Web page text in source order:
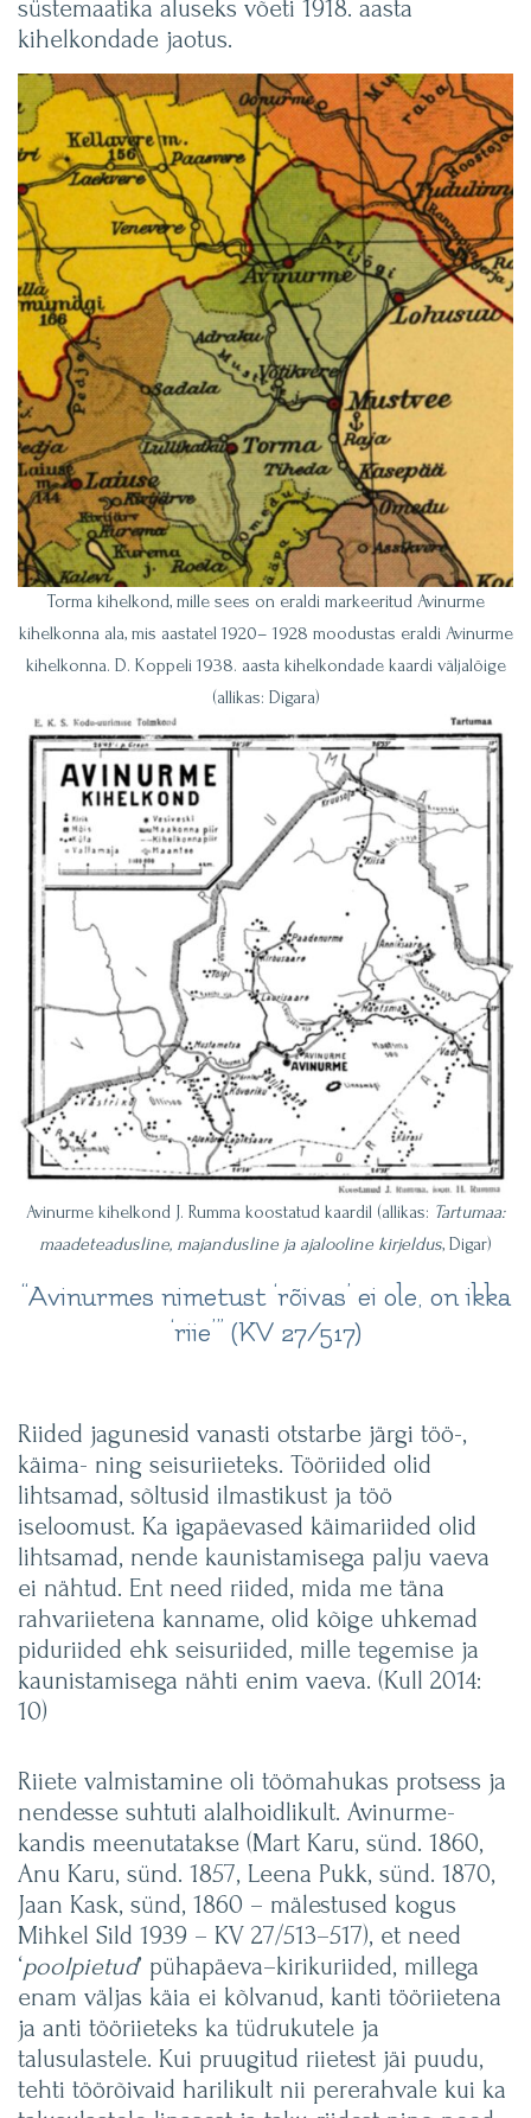
süstemaatika aluseks võeti 1918. aasta
kihelkondade jaotus.
Torma kihelkond, mille sees on eraldi markeeritud Avinurme
kihelkonna ala, mis aastatel 1920– 1928 moodustas eraldi Avinurme
kihelkonna. D. Koppeli 1938. aasta kihelkondade kaardi väljalõige
(allikas: Digara)
Avinurme kihelkond J. Rumma koostatud kaardil (allikas: Tartumaa:
maadeteadusline, majandusline ja ajalooline kirjeldus, Digar)
“Avinurmes nimetust ‘rõivas’ ei ole, on ikka
‘riie’” (KV 27/517)
Riided jagunesid vanasti otstarbe järgi töö-,
käima- ning seisuriieteks. Tööriided olid
lihtsamad, sõltusid ilmastikust ja töö
iseloomust. Ka igapäevased käimariided olid
lihtsamad, nende kaunistamisega palju vaeva
ei nähtud. Ent need riided, mida me täna
rahvariietena kanname, olid kõige uhkemad
piduriided ehk seisuriided, mille tegemise ja
kaunistamisega nähti enim vaeva. (Kull 2014:
10)
Riiete valmistamine oli töömahukas protsess ja
nendesse suhtuti alalhoidlikult. Avinurme-
kandis meenutatakse (Mart Karu, sünd. 1860,
Anu Karu, sünd. 1857, Leena Pukk, sünd. 1870,
Jaan Kask, sünd, 1860 – mälestused kogus
Mihkel Sild 1939 – KV 27/513–517), et need
‘poolpietud’ pühapäeva–kirikuriided, millega
enam väljas käia ei kõlvanud, kanti tööriietena
ja anti tööriieteks ka tüdrukutele ja
talusulastele. Kui pruugitud riietest jäi puudu,
tehti töörõivaid harilikult nii pererahvale kui ka